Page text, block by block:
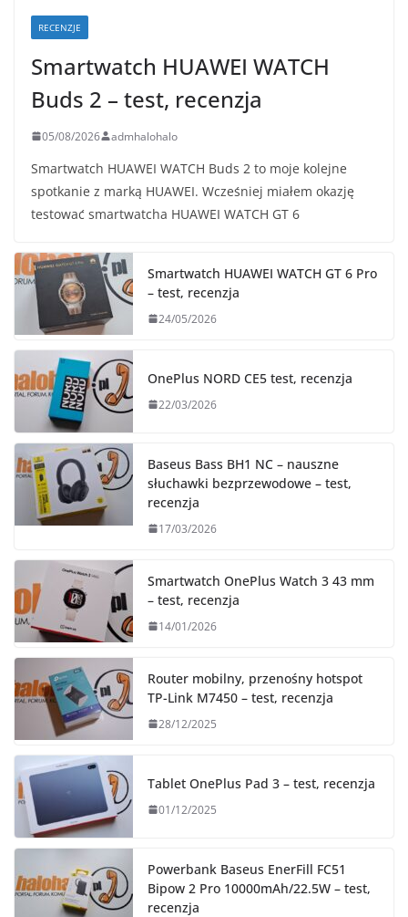
RECENZJE
Smartwatch HUAWEI WATCH
Buds 2 – test, recenzja
05/08/2026 admhalohalo
Smartwatch HUAWEI WATCH Buds 2 to moje kolejne
spotkanie z marką HUAWEI. Wcześniej miałem okazję
testować smartwatcha HUAWEI WATCH GT 6
Smartwatch HUAWEI WATCH GT 6 Pro
– test, recenzja
24/05/2026
OnePlus NORD CE5 test, recenzja
22/03/2026
Baseus Bass BH1 NC – nauszne
słuchawki bezprzewodowe – test,
recenzja
17/03/2026
Smartwatch OnePlus Watch 3 43 mm
– test, recenzja
14/01/2026
Router mobilny, przenośny hotspot
TP-Link M7450 – test, recenzja
28/12/2025
Tablet OnePlus Pad 3 – test, recenzja
01/12/2025
Powerbank Baseus EnerFill FC51
Bipow 2 Pro 10000mAh/22.5W – test,
recenzja